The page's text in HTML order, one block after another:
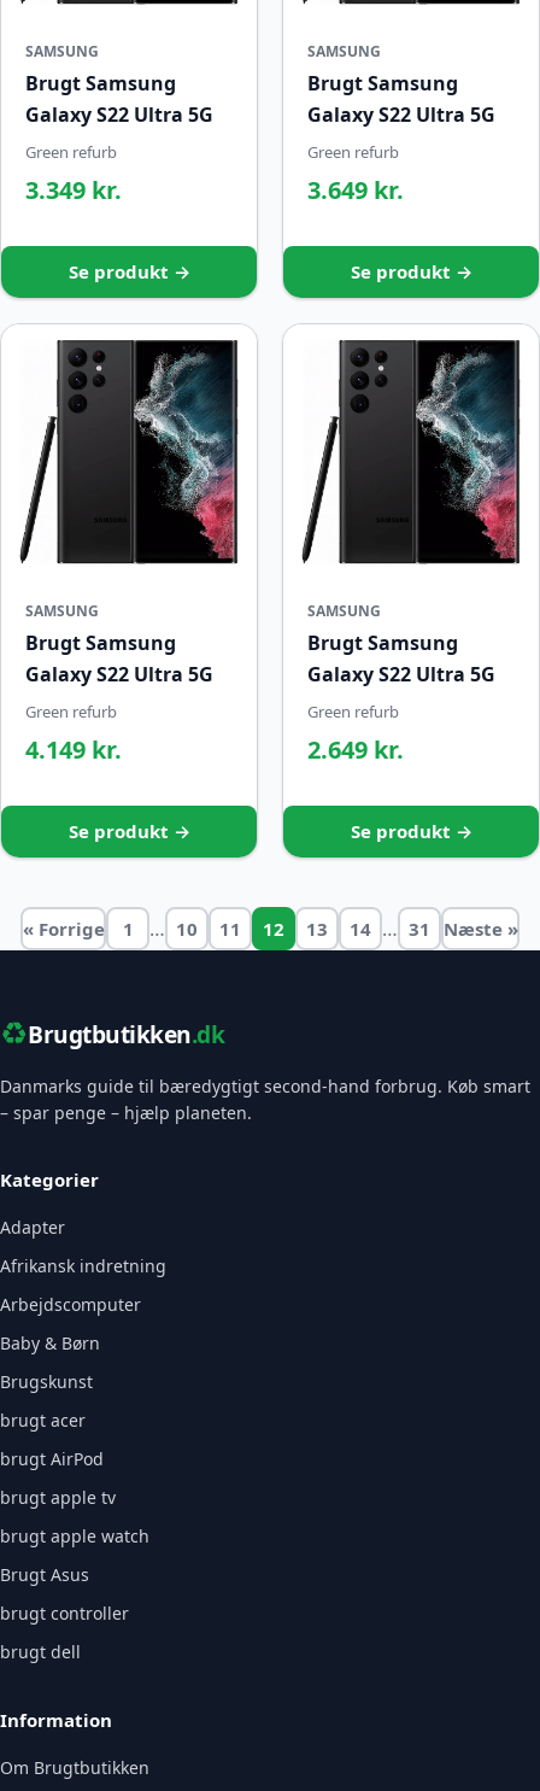
SAMSUNG
Brugt Samsung
Galaxy S22 Ultra 5G
Green refurb
3.349 kr.
Se produkt →
SAMSUNG
Brugt Samsung
Galaxy S22 Ultra 5G
Green refurb
3.649 kr.
Se produkt →
SAMSUNG
Brugt Samsung
Galaxy S22 Ultra 5G
Green refurb
4.149 kr.
Se produkt →
SAMSUNG
Brugt Samsung
Galaxy S22 Ultra 5G
Green refurb
2.649 kr.
Se produkt →
« Forrige 1 … 10 11 12 13 14 … 31 Næste »
♻️Brugtbutikken.dk
Danmarks guide til bæredygtigt second-hand forbrug. Køb smart
– spar penge – hjælp planeten.
Kategorier
Adapter
Afrikansk indretning
Arbejdscomputer
Baby & Børn
Brugskunst
brugt acer
brugt AirPod
brugt apple tv
brugt apple watch
Brugt Asus
brugt controller
brugt dell
Information
Om Brugtbutikken